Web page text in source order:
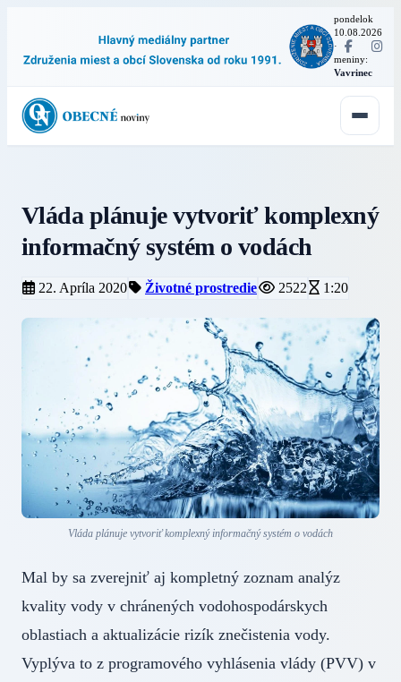
pondelok
10.08.2026
·
meniny:
Vavrinec
Vláda plánuje vytvoriť komplexný
informačný systém o vodách
22. Apríla 2020 Životné prostredie 2522 1:20
Vláda plánuje vytvoriť komplexný informačný systém o vodách
Mal by sa zverejniť aj kompletný zoznam analýz
kvality vody v chránených vodohospodárskych
oblastiach a aktualizácie rizík znečistenia vody.
Vyplýva to z programového vyhlásenia vlády (PVV) v